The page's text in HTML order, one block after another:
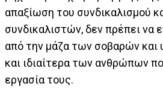
απαξίωση του συνδικαλισμού
συνδικαλιστών, δεν πρέπει να
από την μάζα των σοβαρών
και ιδιαίτερα των ανθρώπων
εργασία τους.